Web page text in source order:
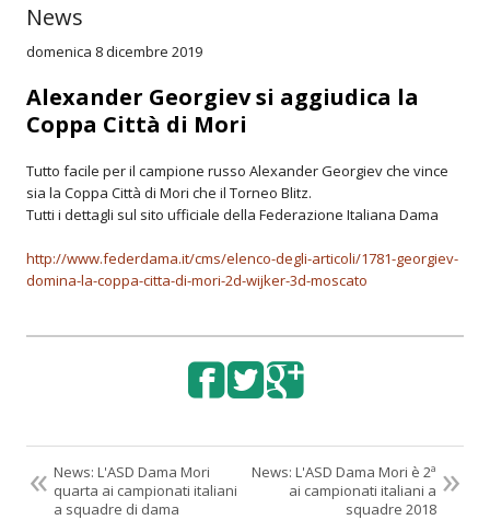
Albi d'oro
Regole
Galleria
News
domenica 8 dicembre 2019
Alexander Georgiev si aggiudica la
Coppa Città di Mori
Tutto facile per il campione russo Alexander Georgiev che vince
sia la Coppa Città di Mori che il Torneo Blitz.
Tutti i dettagli sul sito ufficiale della Federazione Italiana Dama
http://www.federdama.it/cms/elenco-degli-articoli/1781-georgiev-
domina-la-coppa-citta-di-mori-2d-wijker-3d-moscato
News: L'ASD Dama Mori
quarta ai campionati italiani
a squadre di dama
News: L'ASD Dama Mori è 2ª
ai campionati italiani a
squadre 2018